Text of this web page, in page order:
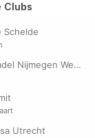
Clubs
Schelde
Peakz Padel Nijmegen Westerpark | Padelclub
Utrecht